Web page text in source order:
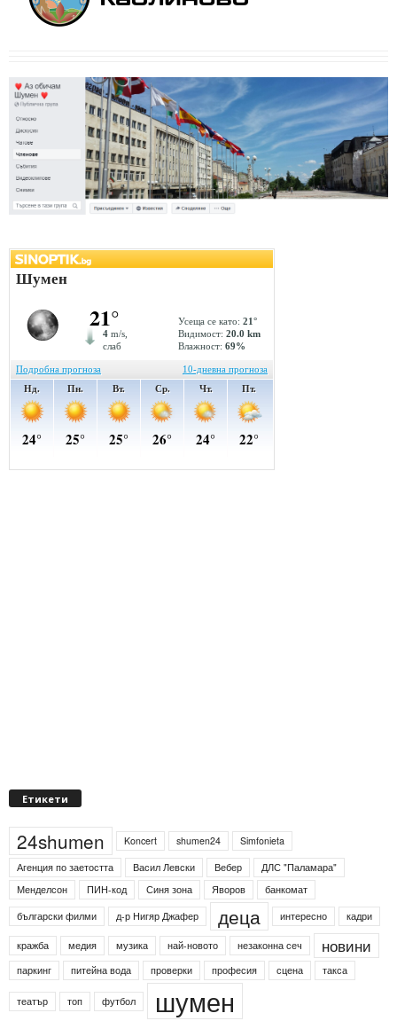
Етикети
24shumen Koncert shumen24
Simfonieta
Агенция по заетостта
Васил Левски Вебер
ДЛС "Паламара"
Менделсон
ПИН-код Синя зона Яворов
банкомат
български филми
д-р Нигяр Джафер деца интересно кадри
кражба медия музика най-новото незаконна сеч новини
паркинг питейна вода проверки професия сцена такса
театър топ футбол шумен